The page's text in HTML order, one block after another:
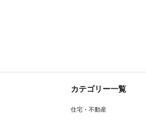
カテゴリー一覧
住宅・不動産